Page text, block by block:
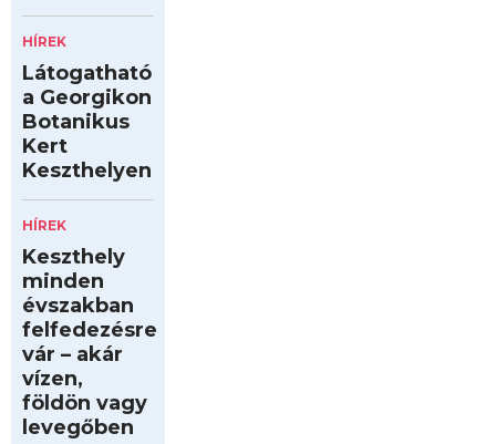
HÍREK
Látogatható
a Georgikon
Botanikus
Kert
Keszthelyen
HÍREK
Keszthely
minden
évszakban
felfedezésre
vár – akár
vízen,
földön vagy
levegőben